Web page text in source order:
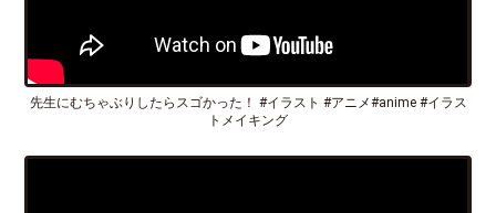
先生にむちゃぶりしたらスゴかった！ #イラスト #アニメ#anime #イラス
トメイキング